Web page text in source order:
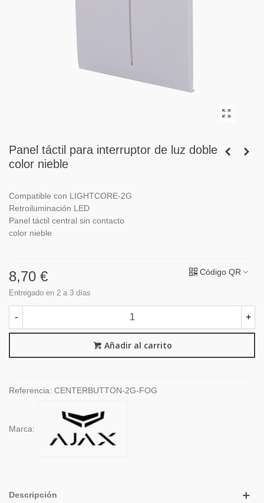
Panel táctil para interruptor de luz doble
color nieble
Compatible con LIGHTCORE-2G
Retroiluminación LED
Panel táctil central sin contacto
color nieble
8,70 €
Entregado en 2 a 3 días
Código QR
- +
Añadir al carrito
Referencia: CENTERBUTTON-2G-FOG
Marca:
Descripción